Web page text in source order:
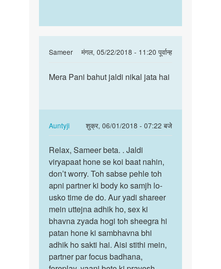
Sameer
मंगल, 05/22/2018 - 11:20 पूर्वान्ह
In
to
Hum
kya
by
Auntyji
Mera
jaldi
nikal…
Mera Pani bahut jaldi nikal jata hai
Auntyji
शुक्र, 06/01/2018 - 07:22 बजे
In
reply
to
Mera
Pani
bahut
jaldi
nikal…
by
Sameer
Relax,
Sameer
beta.
.
Jaldi…
Relax, Sameer beta. . Jaldi
viryapaat hone se koi baat nahin,
don’t worry. Toh sabse pehle toh
apni partner ki body ko samjh lo-
usko time de do. Aur yadi shareer
mein uttejna adhik ho, sex ki
bhavna zyada hogi toh sheegra hi
patan hone ki sambhavna bhi
adhik ho sakti hai. Aisi stithi mein,
partner par focus badhana,